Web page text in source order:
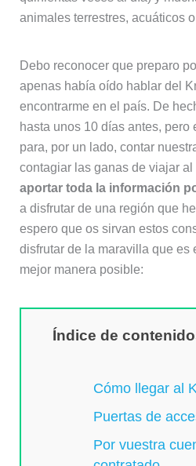
animales terrestres, acuáticos
Debo reconocer que preparo
apenas había oído hablar del
encontrarme en el país. De
hasta unos 10 días antes, pero
para, por un lado, contar
contagiar las ganas de viajar al
aportar toda la información
a disfrutar de una región que
espero que os sirvan estos
disfrutar de la maravilla que es
mejor manera posible:
Índice de
Cómo llegar al
Puertas de
Por vuestra